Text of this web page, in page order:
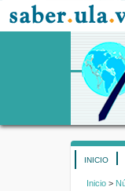
INICIO
Inicio >